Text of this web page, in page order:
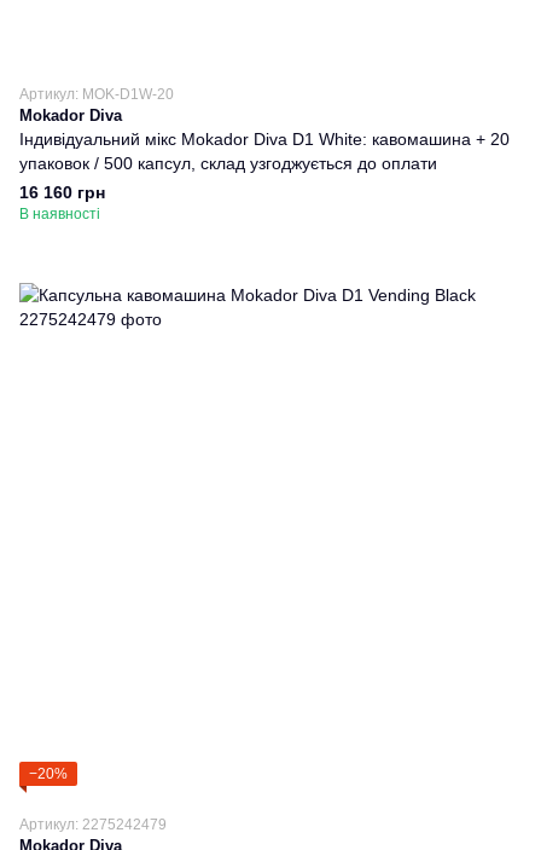
Артикул: MOK-D1W-20
Mokador Diva
Індивідуальний мікс Mokador Diva D1 White: кавомашина + 20
упаковок / 500 капсул, склад узгоджується до оплати
16 160 грн
В наявності
−20%
Артикул: 2275242479
Mokador Diva